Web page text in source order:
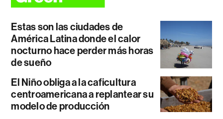
Estas son las ciudades de
América Latina donde el calor
nocturno hace perder más horas
de sueño
El Niño obliga a la caficultura
centroamericana a replantear su
modelo de producción